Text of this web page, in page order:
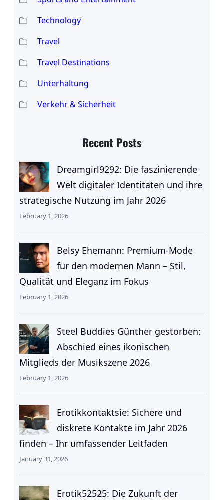
Technology
Travel
Travel Destinations
Unterhaltung
Verkehr & Sicherheit
Recent Posts
Dreamgirl9292: Die faszinierende
Welt digitaler Identitäten und ihre
strategische Nutzung im Jahr 2026
February 1, 2026
Belsy Ehemann: Premium-Mode
für den modernen Mann – Stil,
Qualität und Eleganz im Fokus
February 1, 2026
Steel Buddies Günther gestorben:
Abschied eines ikonischen
Mitglieds der Musikszene 2026
February 1, 2026
Erotikkontaktsie: Sichere und
diskrete Kontakte im Jahr 2026
finden – Ihr umfassender Leitfaden
January 31, 2026
Erotik52525: Die Zukunft der